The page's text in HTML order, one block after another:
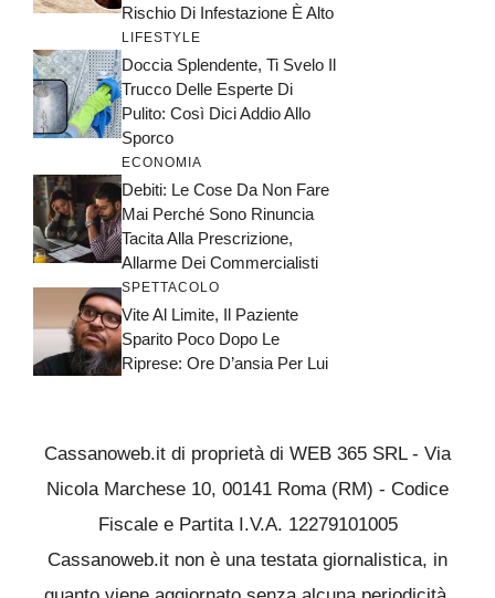
Rischio Di Infestazione È Alto
LIFESTYLE
Doccia Splendente, Ti Svelo Il
Trucco Delle Esperte Di
Pulito: Così Dici Addio Allo
Sporco
ECONOMIA
Debiti: Le Cose Da Non Fare
Mai Perché Sono Rinuncia
Tacita Alla Prescrizione,
Allarme Dei Commercialisti
SPETTACOLO
Vite Al Limite, Il Paziente
Sparito Poco Dopo Le
Riprese: Ore D’ansia Per Lui
Cassanoweb.it di proprietà di WEB 365 SRL - Via
Nicola Marchese 10, 00141 Roma (RM) - Codice
Fiscale e Partita I.V.A. 12279101005
Cassanoweb.it non è una testata giornalistica, in